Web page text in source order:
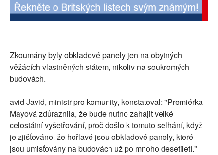
Zkoumány byly obkladové panely jen na obytných
věžácích vlastněných státem, nikoliv na soukromých
budovách.
avid Javid, ministr pro komunity, konstatoval: "Premiérka
Mayová zdůraznila, že bude nutno zahájit velké
celostátní vyšetřování, proč došlo k tomuto selhání, když
je zjišťováno, že hořlavé jsou obkladové panely, které
jsou umisťovány na budovách už po mnoho desetiletí."